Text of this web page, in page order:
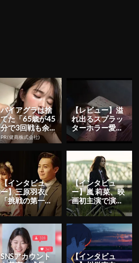
バイアグラは捨
てた「65歳が45
分で3回戦も余
裕」1日31円で
朝まで絶好調！
PR(健商株式会社)
【レビュー】溢
れ出るスプラッ
ターホラー愛を
全身全霊で受け
グリー／湖...
【インタビュ
ー】三原羽衣、
「挑戦の第一
歩、自分のやり
たいことを見つ
けて進んでほ
し...
【インタビュ
ー】嵐 莉菜、映
画初主演で演じ
た主人公の「目
標のために意志
を貫こうと...
SNSアカウント
【インタビュ